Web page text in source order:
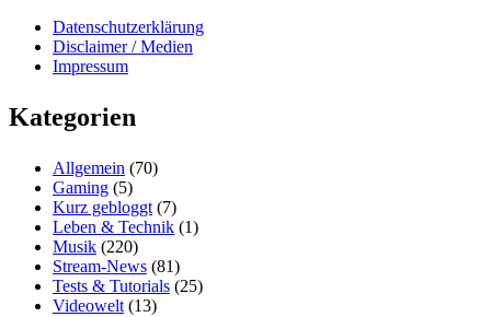
Datenschutzerklärung
Disclaimer / Medien
Impressum
Kategorien
Allgemein (70)
Gaming (5)
Kurz gebloggt (7)
Leben & Technik (1)
Musik (220)
Stream-News (81)
Tests & Tutorials (25)
Videowelt (13)